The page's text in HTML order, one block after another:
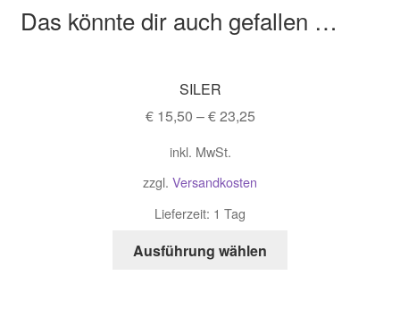
Das könnte dir auch gefallen …
SILER
€15,50 –€23,25
inkl. MwSt.
zzgl. Versandkosten
Lieferzeit: 1 Tag
Ausführung wählen